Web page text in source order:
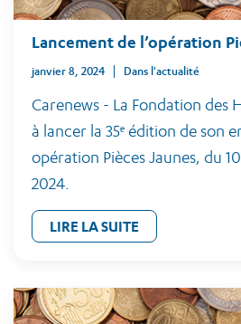
Lancement de l’opération
janvier 8, 2024 Dans l'actualité
Carenews - La Fondation des
à lancer la 35ᵉ édition de son
opération Pièces Jaunes, du
2024.
LIRE LA SUITE